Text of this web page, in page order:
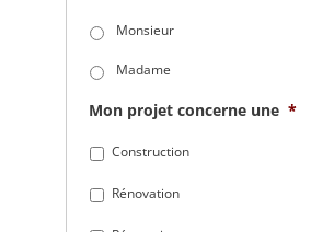
Monsieur
Madame
Mon projet concerne une *
Construction
Rénovation